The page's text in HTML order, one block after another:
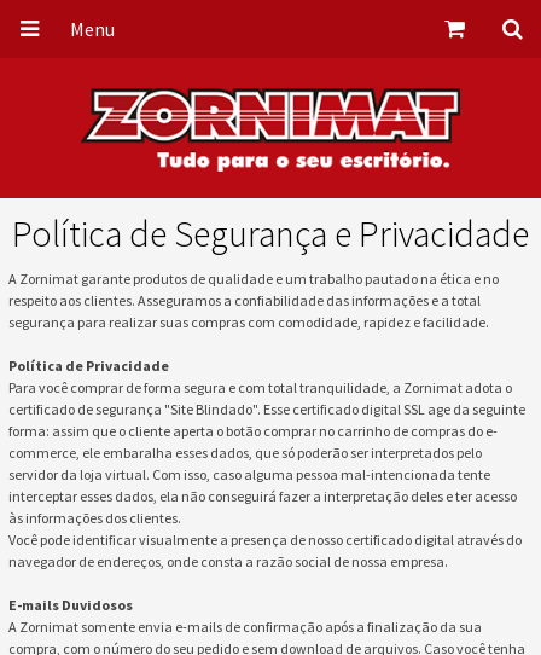
Menu
Política de Segurança e Privacidade
A Zornimat garante produtos de qualidade e um trabalho pautado na ética e no
respeito aos clientes. Asseguramos a confiabilidade das informações e a total
segurança para realizar suas compras com comodidade, rapidez e facilidade.
Política de Privacidade
Para você comprar de forma segura e com total tranquilidade, a Zornimat adota o
certificado de segurança "Site Blindado". Esse certificado digital SSL age da seguinte
forma: assim que o cliente aperta o botão comprar no carrinho de compras do e-
commerce, ele embaralha esses dados, que só poderão ser interpretados pelo
servidor da loja virtual. Com isso, caso alguma pessoa mal-intencionada tente
interceptar esses dados, ela não conseguirá fazer a interpretação deles e ter acesso
às informações dos clientes.
Você pode identificar visualmente a presença de nosso certificado digital através do
navegador de endereços, onde consta a razão social de nossa empresa.
E-mails Duvidosos
A Zornimat somente envia e-mails de confirmação após a finalização da sua
compra, com o número do seu pedido e sem download de arquivos. Caso você tenha